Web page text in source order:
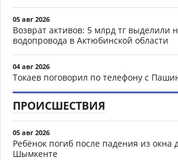
05 авг 2026
Возврат активов: 5 млрд тг выделили
водопровода в Актюбинской области
04 авг 2026
Токаев поговорил по телефону с
ПРОИСШЕСТВИЯ
05 авг 2026
Ребёнок погиб после падения из окна
Шымкенте